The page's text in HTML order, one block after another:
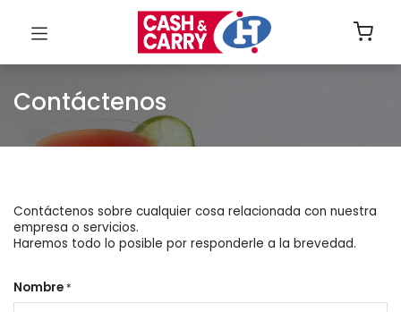
Contáctenos
Contáctenos sobre cualquier cosa relacionada con nuestra
empresa o servicios.
Haremos todo lo posible por responderle a la brevedad.
Nombre*